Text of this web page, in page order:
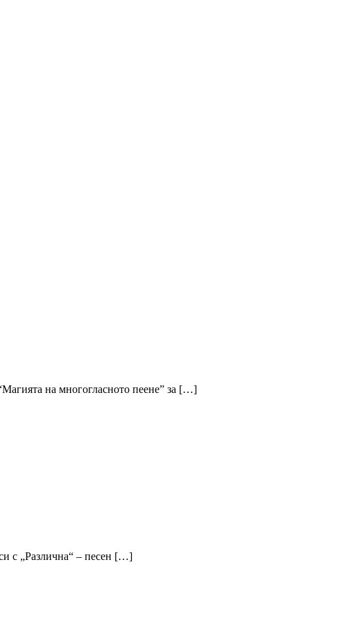
на многогласното пеене” за […]
с „Различна“ – песен […]